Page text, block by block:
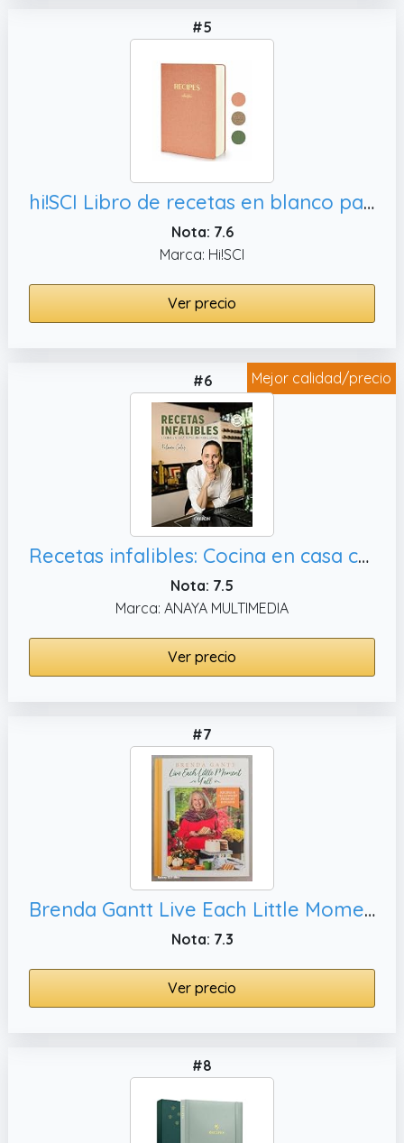
#5
hi!SCI Libro de recetas en blanco para escribir en tus propias recetas, diario de recetas de tapa dura de 7 x 10 pulgadas para los amantes de la cocina
Nota: 7.6
Marca: Hi!SCI
Ver precio
Mejor calidad/precio
#6
Recetas infalibles: Cocina en casa como un profesional (Libros singulares)
Nota: 7.5
Marca: ANAYA MULTIMEDIA
Ver precio
#7
Brenda Gantt Live Each Little Moment Y'all, libro de cocina
Nota: 7.3
Ver precio
#8